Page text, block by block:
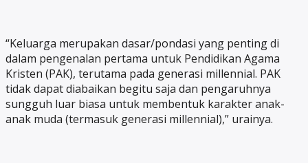
“Keluarga merupakan dasar/pondasi yang penting di
dalam pengenalan pertama untuk Pendidikan Agama
Kristen (PAK), terutama pada generasi millennial. PAK
tidak dapat diabaikan begitu saja dan pengaruhnya
sungguh luar biasa untuk membentuk karakter anak-
anak muda (termasuk generasi millennial),” urainya.